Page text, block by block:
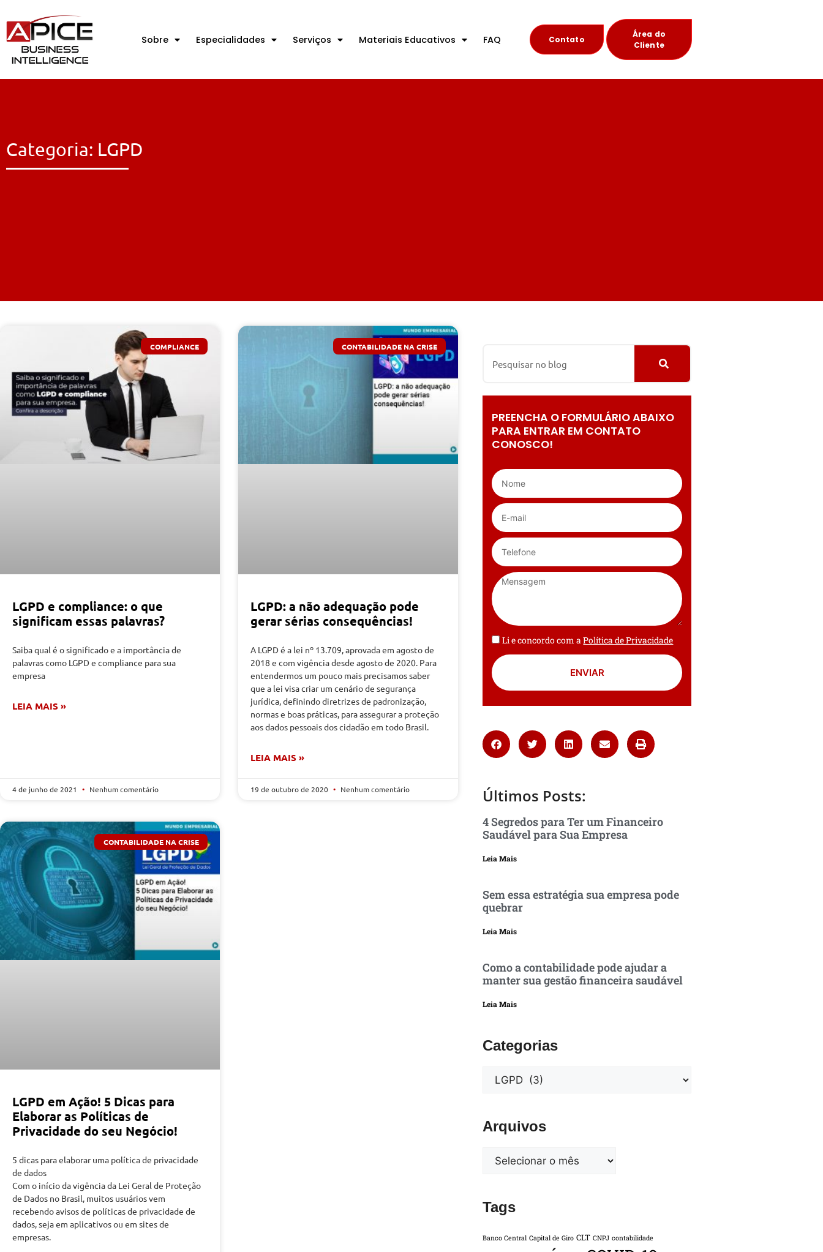
Sobre Especialidades Serviços Materiais Educativos FAQ Contato
Área do
Cliente
Categoria: LGPD
COMPLIANCE
LGPD e compliance: o que
significam essas palavras?
Saiba qual é o significado e a importância de
palavras como LGPD e compliance para sua
empresa
LEIA MAIS »
4 de junho de 2021 Nenhum comentário
CONTABILIDADE NA CRISE
LGPD: a não adequação pode
gerar sérias consequências!
A LGPD é a lei nº 13.709, aprovada em agosto de
2018 e com vigência desde agosto de 2020. Para
entendermos um pouco mais precisamos saber
que a lei visa criar um cenário de segurança
jurídica, definindo diretrizes de padronização,
normas e boas práticas, para assegurar a proteção
aos dados pessoais dos cidadão em todo Brasil.
LEIA MAIS »
19 de outubro de 2020 Nenhum comentário
CONTABILIDADE NA CRISE
LGPD em Ação! 5 Dicas para
Elaborar as Políticas de
Privacidade do seu Negócio!
5 dicas para elaborar uma política de privacidade
de dados
Com o início da vigência da Lei Geral de Proteção
de Dados no Brasil, muitos usuários vem
recebendo avisos de políticas de privacidade de
dados, seja em aplicativos ou em sites de
empresas.
PREENCHA O FORMULÁRIO ABAIXO
PARA ENTRAR EM CONTATO
CONOSCO!
Li e concordo com aPolítica de Privacidade
ENVIAR
Últimos Posts:
4 Segredos para Ter um Financeiro
Saudável para Sua Empresa
Leia Mais
Sem essa estratégia sua empresa pode
quebrar
Leia Mais
Como a contabilidade pode ajudar a
manter sua gestão financeira saudável
Leia Mais
Categorias
Arquivos
Tags
Banco Central Capital de Giro CLT CNPJ contabilidade